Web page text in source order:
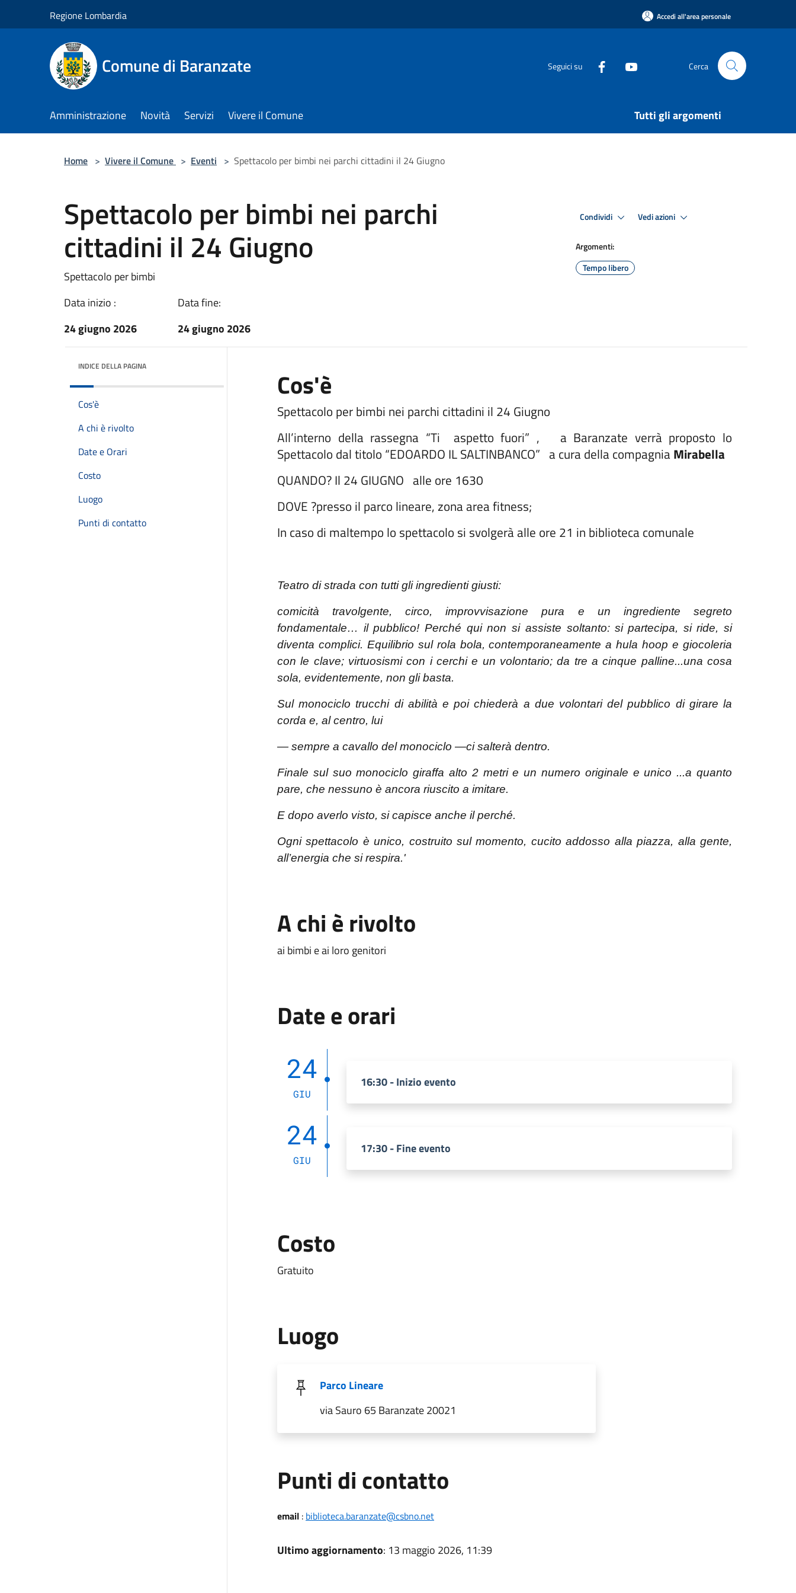
Regione Lombardia Accedi all'area personale
Comune di Baranzate Seguici su Cerca
Amministrazione Novità Servizi Vivere il Comune Tutti gli argomenti
Home > Vivere il Comune > Eventi > Spettacolo per bimbi nei parchi cittadini il 24 Giugno
Spettacolo per bimbi nei parchi
cittadini il 24 Giugno
Spettacolo per bimbi
Data inizio :
24 giugno 2026
Data fine:
24 giugno 2026
Condividi Vedi azioni
Argomenti:
Tempo libero
INDICE DELLA PAGINA
Cos'è
A chi è rivolto
Date e Orari
Costo
Luogo
Punti di contatto
Cos'è
Spettacolo per bimbi nei parchi cittadini il 24 Giugno
All’interno della rassegna “Ti
aspetto fuori” ,
a Baranzate verrà proposto lo
Spettacolo dal titolo “EDOARDO IL SALTINBANCO” a cura della compagniaMirabella
QUANDO? Il 24 GIUGNO alle ore 1630
DOVE ?presso il parco lineare, zona area fitness;
In caso di maltempo lo spettacolo si svolgerà alle ore 21 in biblioteca comunale
Teatro di strada con tutti gli ingredienti giusti:
comicità travolgente, circo, improvvisazione
pura e un ingrediente segreto
fondamentale… il pubblico! Perché qui non si assiste soltanto: si partecipa, si ride, si
diventa complici. Equilibrio sul rola bola, contemporaneamente a hula hoop e giocoleria
con le clave; virtuosismi con i cerchi e un volontario; da tre a cinque palline...una cosa
sola, evidentemente, non gli basta.
Sul monociclo trucchi di abilità e poi chiederà a due volontari del pubblico di girare la
corda e, al centro, lui
— sempre a cavallo del monociclo —ci salterà dentro.
Finale sul suo monociclo giraffa alto 2 metri e un numero originale e unico ...a quanto
pare, che nessuno è ancora riuscito a imitare.
E dopo averlo visto, si capisce anche il perché.
Ogni spettacolo è unico, costruito sul momento, cucito addosso alla piazza, alla gente,
all’energia che si respira.'
A chi è rivolto
ai bimbi e ai loro genitori
Date e orari
24
GIU
16:30 - Inizio evento
24
GIU
17:30 - Fine evento
Costo
Gratuito
Luogo
Parco Lineare
via Sauro 65 Baranzate 20021
Punti di contatto
email: biblioteca.baranzate@csbno.net
Ultimo aggiornamento: 13 maggio 2026, 11:39